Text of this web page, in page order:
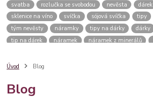
svatba rozlučka se svobodou nevěsta dárek
sklenice na víno
svíčka sójová svíčka tipy
tým nevěsty
náramky tipy na dárky dárky
tip na dárek
náramek náramek z minerálů
župánek
barva roku
Úvod Blog
Blog